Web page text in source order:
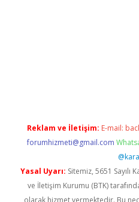
Reklam ve İletişim: E-mail:
forumhizmeti@gmail.com
Yasal Uyarı: Sitemiz, 5651 Sayılı
ve İletişim Kurumu (BTK)
olarak hizmet vermektedir. Bu